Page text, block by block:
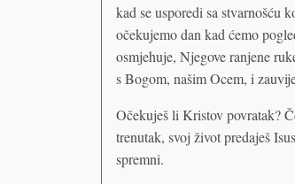
kad se usporedi sa stvarnošću
očekujemo dan kad ćemo
osmjehuje, Njegove ranjene
s Bogom, našim Ocem, i
Očekuješ li Kristov povratak?
trenutak, svoj život predaješ
spremni.